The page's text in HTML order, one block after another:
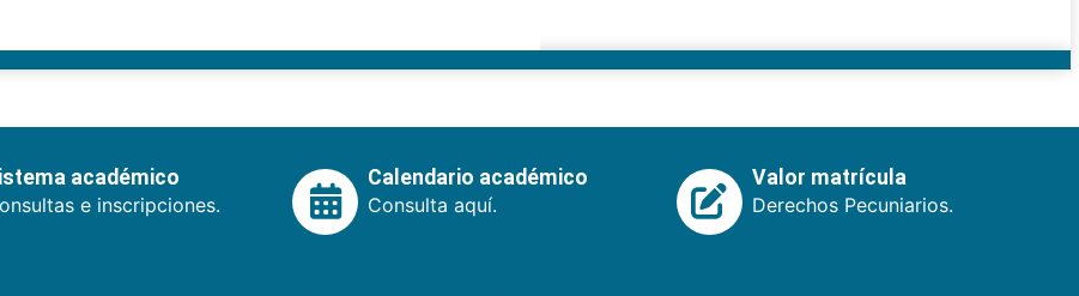
académico
e inscripciones.
Calendario académico
Consulta aquí.
Valor matrícula
Derechos Pecuniarios.